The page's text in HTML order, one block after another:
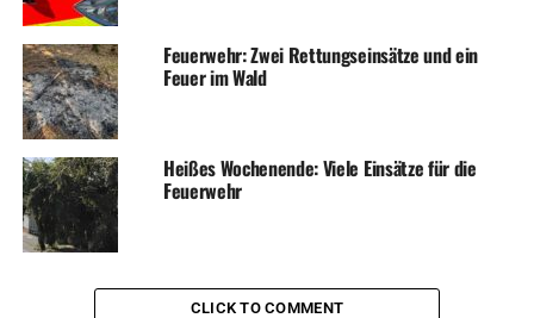
Feuerwehr: Zwei Rettungseinsätze und ein
Feuer im Wald
Heißes Wochenende: Viele Einsätze für die
Feuerwehr
CLICK TO COMMENT